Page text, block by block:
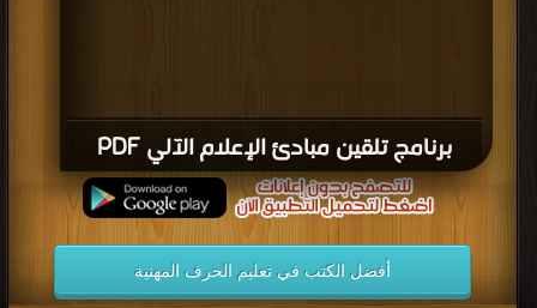
برنامج تلقين مبادئ الإعلام الآلي PDF
أفضل الكتب في تعليم الحرف المهنية